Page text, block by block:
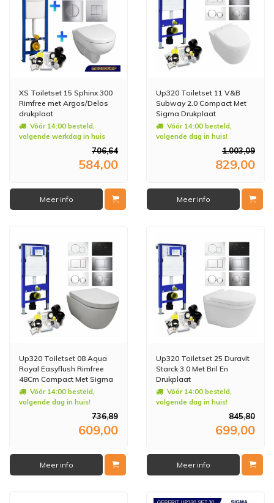
XS Toiletset 15 Sphinx 300
Rimfree met Argos/Delos
drukplaat
Vóór 14:00 besteld,
volgende werkdag in huis
706,64
584,00
Meer info
Up320 Toiletset 11 V&B
Subway 2.0 Compact Met
Sigma Drukplaat
Vóór 14:00 besteld,
volgende dag in huis!
1.003,09
829,00
Meer info
Up320 Toiletset 08 Aqua
Royal Easyflush Rimfree
48Cm Compact Met Sigma
Drukplaat
Vóór 14:00 besteld,
volgende dag in huis!
736,89
609,00
Meer info
Up320 Toiletset 25 Duravit
Starck 3.0 Met Bril En
Drukplaat
Vóór 14:00 besteld,
volgende dag in huis!
845,80
699,00
Meer info